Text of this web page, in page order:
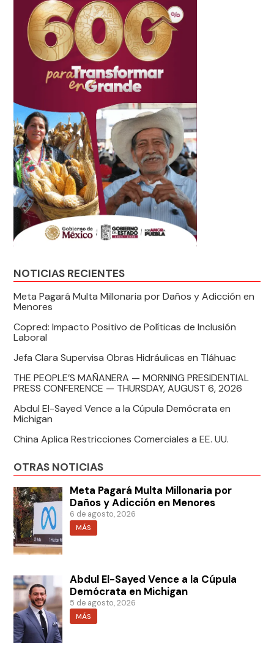
NOTICIAS RECIENTES
Meta Pagará Multa Millonaria por Daños y Adicción en
Menores
Copred: Impacto Positivo de Políticas de Inclusión
Laboral
Jefa Clara Supervisa Obras Hidráulicas en Tláhuac
THE PEOPLE’S MAÑANERA — MORNING PRESIDENTIAL
PRESS CONFERENCE — THURSDAY, AUGUST 6, 2026
Abdul El-Sayed Vence a la Cúpula Demócrata en
Michigan
China Aplica Restricciones Comerciales a EE. UU.
OTRAS NOTICIAS
Meta Pagará Multa Millonaria por
Daños y Adicción en Menores
6 de agosto, 2026
MÁS
Abdul El-Sayed Vence a la Cúpula
Demócrata en Michigan
5 de agosto, 2026
MÁS